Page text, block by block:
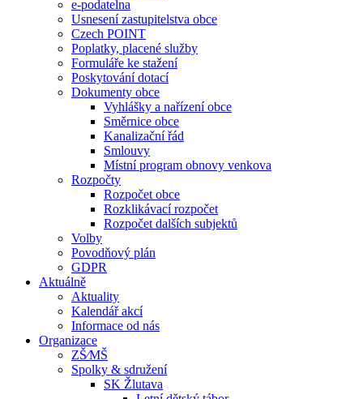
e-podatelna
Usnesení zastupitelstva obce
Czech POINT
Poplatky, placené služby
Formuláře ke stažení
Poskytování dotací
Dokumenty obce
Vyhlášky a nařízení obce
Směrnice obce
Kanalizační řád
Smlouvy
Místní program obnovy venkova
Rozpočty
Rozpočet obce
Rozklikávací rozpočet
Rozpočet dalších subjektů
Volby
Povodňový plán
GDPR
Aktuálně
Aktuality
Kalendář akcí
Informace od nás
Organizace
ZŠ⁄MŠ
Spolky & sdružení
SK Žlutava